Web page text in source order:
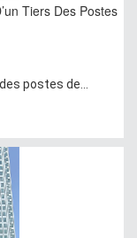
Tiers Des Postes
postes de...